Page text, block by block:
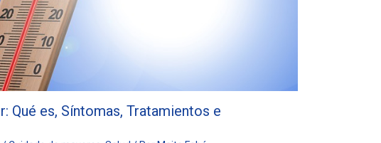
Qué es, Síntomas, Tratamientos e